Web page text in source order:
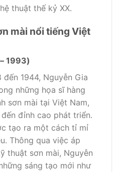
thuật thế kỷ XX.
mài nổi tiếng Việt
1993)
1944, Nguyễn Gia
những họa sĩ hàng
sơn mài tại Việt Nam,
đỉnh cao phát triển.
tạo ra một cách tỉ mỉ
Thông qua việc áp
thuật sơn mài, Nguyễn
sáng tạo mới như